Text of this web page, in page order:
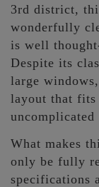
3rd district,
wonderfully
is well
Despite its
large
layout that fits
What makes
only be fully
specifications